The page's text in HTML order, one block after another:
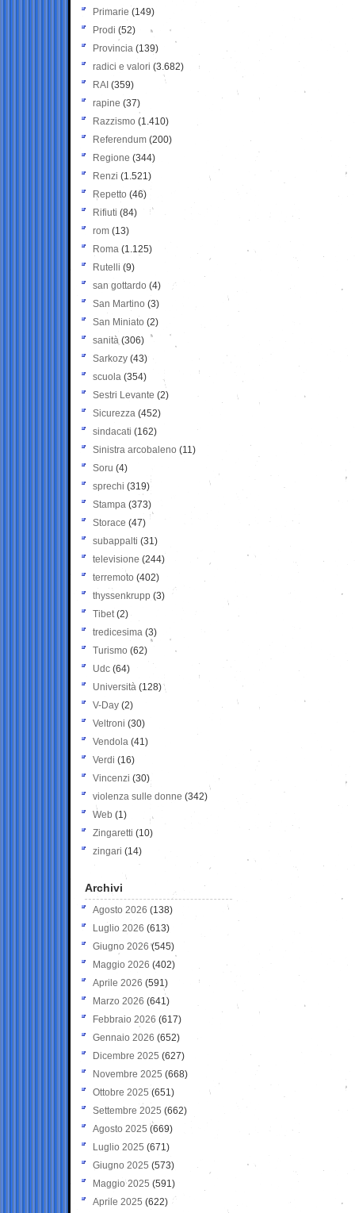
Primarie (149)
Prodi (52)
Provincia (139)
radici e valori (3.682)
RAI (359)
rapine (37)
Razzismo (1.410)
Referendum (200)
Regione (344)
Renzi (1.521)
Repetto (46)
Rifiuti (84)
rom (13)
Roma (1.125)
Rutelli (9)
san gottardo (4)
San Martino (3)
San Miniato (2)
sanità (306)
Sarkozy (43)
scuola (354)
Sestri Levante (2)
Sicurezza (452)
sindacati (162)
Sinistra arcobaleno (11)
Soru (4)
sprechi (319)
Stampa (373)
Storace (47)
subappalti (31)
televisione(244)
terremoto (402)
thyssenkrupp (3)
Tibet(2)
tredicesima (3)
Turismo (62)
Udc (64)
Università (128)
V-Day (2)
Veltroni (30)
Vendola (41)
Verdi (16)
Vincenzi (30)
violenza sulle donne (342)
Web (1)
Zingaretti (10)
zingari (14)
Archivi
Agosto 2026 (138)
Luglio 2026 (613)
Giugno 2026 (545)
Maggio 2026 (402)
Aprile 2026 (591)
Marzo 2026 (641)
Febbraio 2026 (617)
Gennaio 2026 (652)
Dicembre 2025 (627)
Novembre 2025 (668)
Ottobre 2025 (651)
Settembre 2025 (662)
Agosto 2025 (669)
Luglio 2025 (671)
Giugno 2025 (573)
Maggio 2025 (591)
Aprile 2025 (622)